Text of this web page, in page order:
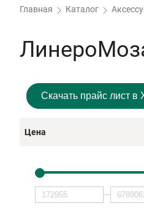
Главная Каталог
Скачать прайс лист в
Цена